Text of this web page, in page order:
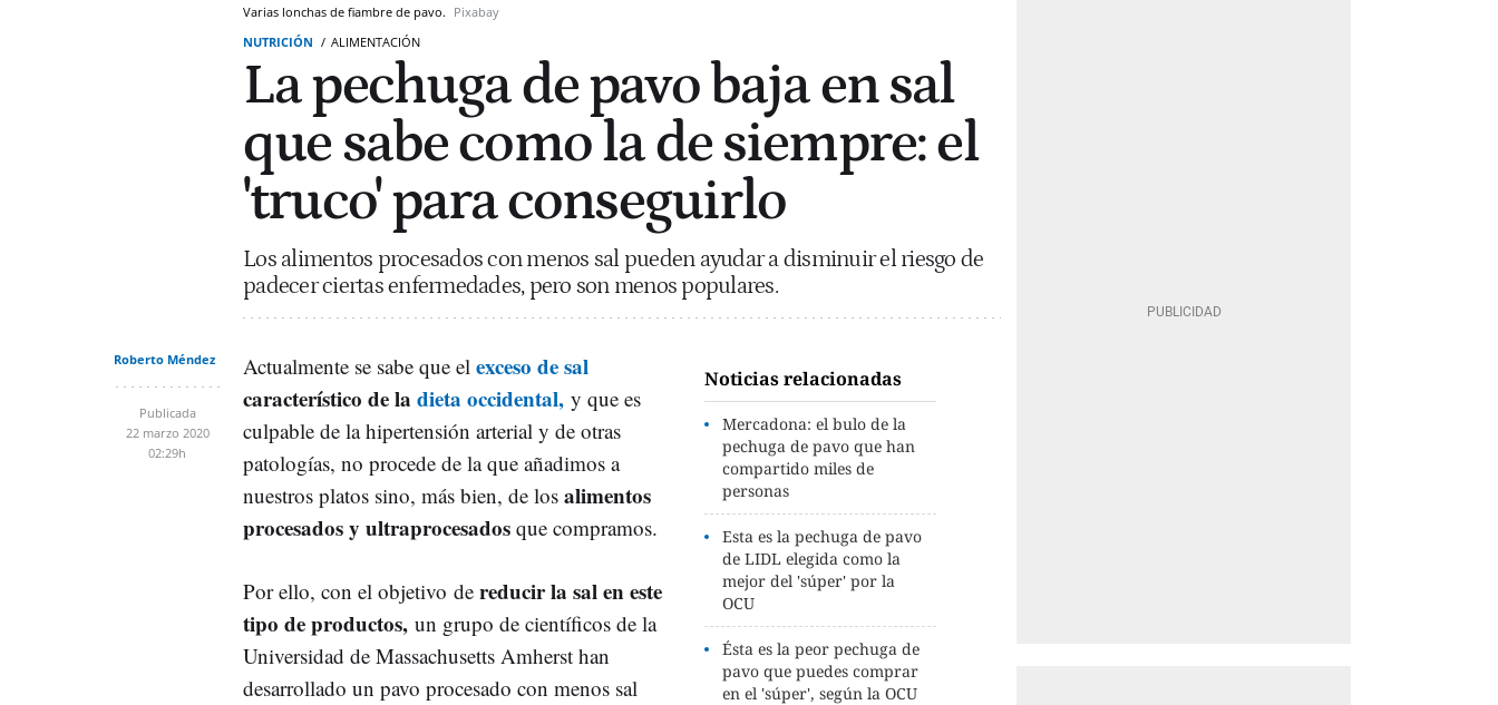
Varias lonchas de fiambre de pavo. Pixabay
NUTRICIÓN
ALIMENTACIÓN
La pechuga de pavo baja en sal
que sabe como la de siempre: el
'truco' para conseguirlo
Los alimentos procesados con menos sal pueden ayudar a disminuir el riesgo de
padecer ciertas enfermedades, pero son menos populares.
Roberto Méndez
Publicada
22 marzo 2020
02:29h
Noticias relacionadas
Mercadona: el bulo de la
pechuga de pavo que han
compartido miles de
personas
Esta es la pechuga de pavo
de LIDL elegida como la
mejor del 'súper' por la
OCU
Ésta es la peor pechuga de
pavo que puedes comprar
en el 'súper', según la OCU
Actualmente se sabe que el exceso de sal
característico de la dieta occidental, y que es
culpable de la hipertensión arterial y de otras
patologías, no procede de la que añadimos a
nuestros platos sino, más bien, de los alimentos
procesados y ultraprocesados que compramos.
Por ello, con el objetivo de reducir la sal en este
tipo de productos, un grupo de científicos de la
Universidad de Massachusetts Amherst han
desarrollado un pavo procesado con menos sal